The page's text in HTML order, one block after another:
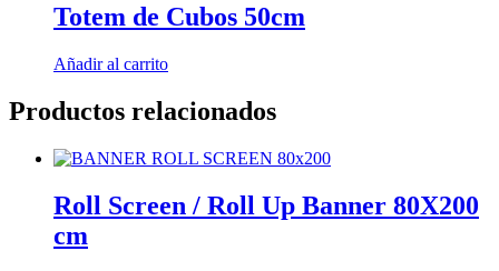
Totem de Cubos 50cm
Añadir al carrito
Productos relacionados
Roll Screen / Roll Up Banner 80X200
cm